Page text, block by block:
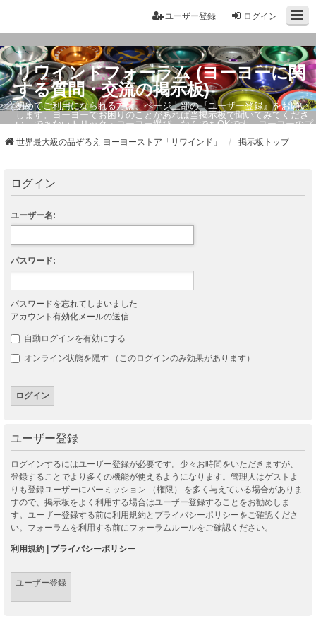
ログイン
ユーザー登録
リワインドフォーラム (ヨーヨーに関
する質問・交流の掲示板)
初めてご利用になられる方は、ページ上部の『ユーザー登録』をお願い
します。ヨーヨーでお困りのことがあれば当掲示板で聞いてみてくださ
い。できないトリック・ヨーヨー選び、なんでもOKです。ヨーヨーのプ
世界最大級の品ぞろえ ヨーヨーストア「リワインド」 掲示板トップ
ログイン
ユーザー名:
パスワード:
パスワードを忘れてしまいました
アカウント有効化メールの送信
自動ログインを有効にする
オンライン状態を隠す （このログインのみ効果があります）
ユーザー登録
ログインするにはユーザー登録が必要です。少々お時間をいただきますが、
登録することでより多くの機能が使えるようになります。管理人はゲストよ
りも登録ユーザーにパーミッション （権限） を多く与えている場合がありま
すので、掲示板をよく利用する場合はユーザー登録することをお勧めしま
す。ユーザー登録する前に利用規約とプライバシーポリシーをご確認くださ
い。フォーラムを利用する前にフォーラムルールをご確認ください。
利用規約 | プライバシーポリシー
ユーザー登録